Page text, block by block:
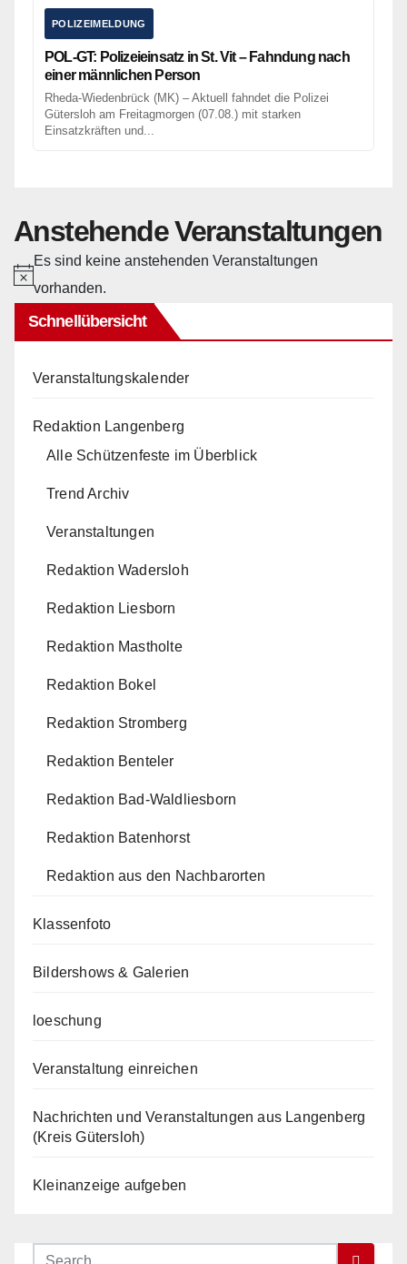
POLIZEIMELDUNG
POL-GT: Polizeieinsatz in St. Vit – Fahndung nach
einer männlichen Person
Rheda-Wiedenbrück (MK) – Aktuell fahndet die Polizei
Gütersloh am Freitagmorgen (07.08.) mit starken
Einsatzkräften und...
Anstehende Veranstaltungen
H
n
Es sind keine anstehenden Veranstaltungen
vorhanden.
Schnellübersicht
Veranstaltungskalender
Redaktion Langenberg
Alle Schützenfeste im Überblick
Trend Archiv
Veranstaltungen
Redaktion Wadersloh
Redaktion Liesborn
Redaktion Mastholte
Redaktion Bokel
Redaktion Stromberg
Redaktion Benteler
Redaktion Bad-Waldliesborn
Redaktion Batenhorst
Redaktion aus den Nachbarorten
Klassenfoto
Bildershows & Galerien
loeschung
Veranstaltung einreichen
Nachrichten und Veranstaltungen aus Langenberg
(Kreis Gütersloh)
Kleinanzeige aufgeben